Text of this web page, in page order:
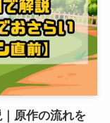
原作の流れを